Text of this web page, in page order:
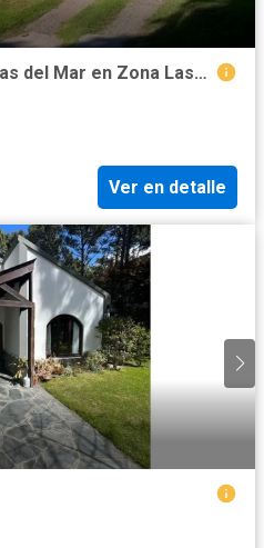
Casa en Alquiler a Cuadras del Mar en Zona Lasalles
Ver en detalle